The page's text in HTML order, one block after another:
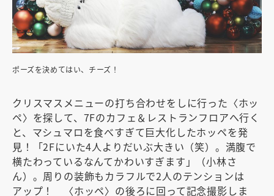
ポーズを決めてはい、チーズ！
クリスマスメニューの打ち合わせをしに行った〈ホッ
ペ〉を探して、7Fのカフェ＆レストランフロアへ行く
と、マシュマロを食べすぎて巨大化したホッペを発
見！「2Fにいた4人よりだいぶ大きい（笑）。満腹で
横たわっているなんてかわいすぎます」（小林さ
ん）。周りの装飾もカラフルで2人のテンションは
アップ！ 〈ホッペ〉の後ろに回って記念撮影しま